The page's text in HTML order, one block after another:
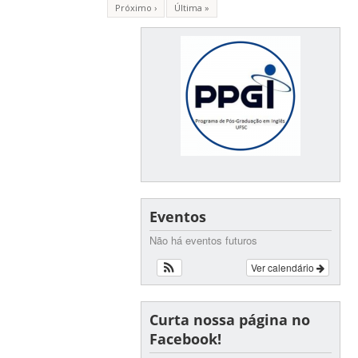
Próximo ›
Última »
Eventos
Não há eventos futuros
Ver calendário
Curta nossa página no
Facebook!